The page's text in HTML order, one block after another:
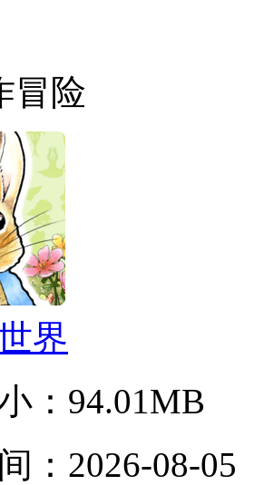
冒险
界
： 94.01MB
： 2026-08-05